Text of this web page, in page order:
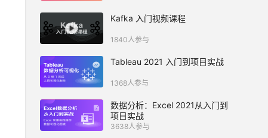
Kafka 入门视频课程
1840人参与
Tableau 2021 入门到项目实战
1368人参与
数据分析：Excel 2021从入门到
项目实战
3638人参与